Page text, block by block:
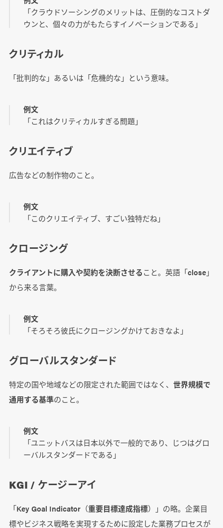
「クラウドソーシングのメリットは、圧倒的なコストダ
ウンと、個々の力がもたらすイノベーションである」
クリティカル
「批判的な」あるいは「危機的な」という意味。
例文
「これはクリティカルすぎる問題」
クリエイティブ
広告などの制作物のこと。
例文
「このクリエイティブ、すごい独特だね」
クロージング
クライアントに購入や契約を決断させること。英語「close」
から来る言葉。
例文
「そろそろ彼氏にクロージングかけておきなよ」
グローバルスタンダード
特定の国や地域などの限定された範囲ではなく、 世界規模で
通用する基準のこと。
例文
「ユニットバスは日本以外で一般的であり、じつはグロ
ーバルスタンダードである」
KGI / ケージーアイ
「Key Goal Indicator（重要目標達成指標）」の略。企業目
標やビジネス戦略を実現するために設定した業務プロセスが